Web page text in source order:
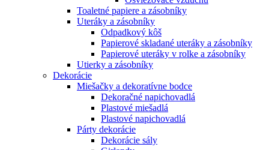
Toaletné papiere a zásobníky
Uteráky a zásobníky
Odpadkový kôš
Papierové skladané uteráky a zásobníky
Papierové uteráky v rolke a zásobníky
Utierky a zásobníky
Dekorácie
Miešačky a dekoratívne bodce
Dekoračné napichovadlá
Plastové miešadlá
Plastové napichovadlá
Párty dekorácie
Dekorácie sály